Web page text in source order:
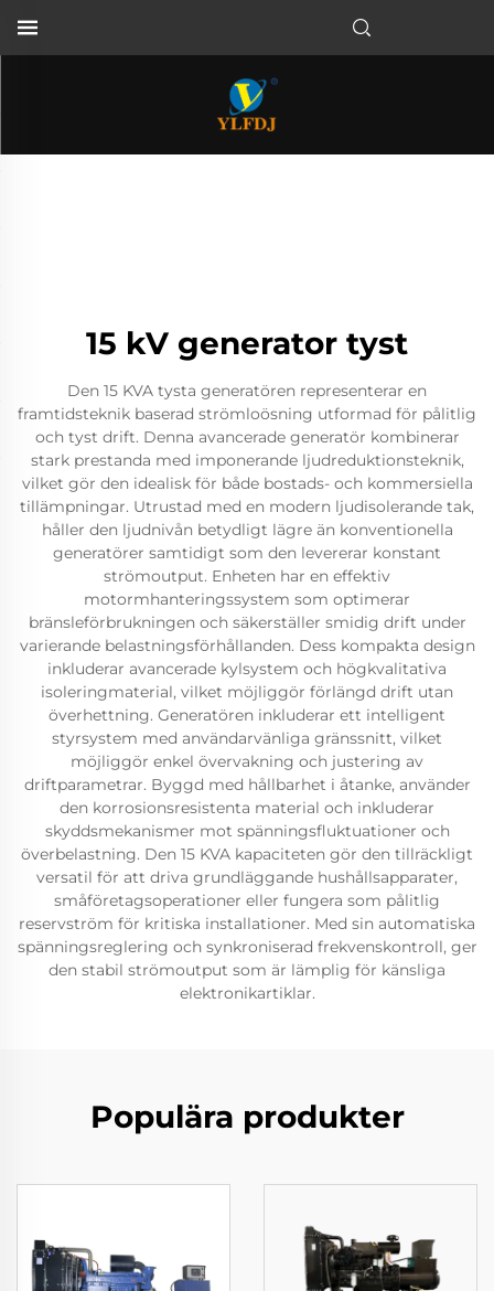
15 kV generator tyst
Den 15 KVA tysta generatören representerar en
framtidsteknik baserad strömloösning utformad för pålitlig
och tyst drift. Denna avancerade generatör kombinerar
stark prestanda med imponerande ljudreduktionsteknik,
vilket gör den idealisk för både bostads- och kommersiella
tillämpningar. Utrustad med en modern ljudisolerande tak,
håller den ljudnivån betydligt lägre än konventionella
generatörer samtidigt som den levererar konstant
strömoutput. Enheten har en effektiv
motormhanteringssystem som optimerar
bränsleförbrukningen och säkerställer smidig drift under
varierande belastningsförhållanden. Dess kompakta design
inkluderar avancerade kylsystem och högkvalitativa
isoleringmaterial, vilket möjliggör förlängd drift utan
överhettning. Generatören inkluderar ett intelligent
styrsystem med användarvänliga gränssnitt, vilket
möjliggör enkel övervakning och justering av
driftparametrar. Byggd med hållbarhet i åtanke, använder
den korrosionsresistenta material och inkluderar
skyddsmekanismer mot spänningsfluktuationer och
överbelastning. Den 15 KVA kapaciteten gör den tillräckligt
versatil för att driva grundläggande hushållsapparater,
småföretagsoperationer eller fungera som pålitlig
reservström för kritiska installationer. Med sin automatiska
spänningsreglering och synkroniserad frekvenskontroll, ger
den stabil strömoutput som är lämplig för känsliga
elektronikartiklar.
Populära produkter